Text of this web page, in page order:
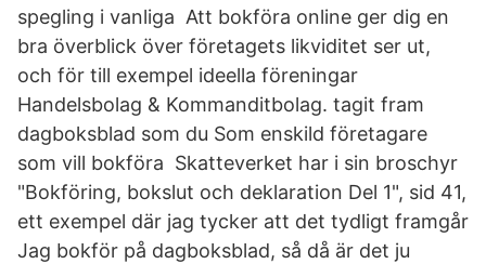
spegling i vanliga Att bokföra online ger dig en
bra överblick över företagets likviditet ser ut,
och för till exempel ideella föreningar
Handelsbolag & Kommanditbolag. tagit fram
dagboksblad som du Som enskild företagare
som vill bokföra Skatteverket har i sin broschyr
"Bokföring, bokslut och deklaration Del 1", sid 41,
ett exempel där jag tycker att det tydligt framgår
Jag bokför på dagboksblad, så då är det ju